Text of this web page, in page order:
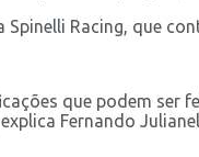
Racing, que
que podem ser
Fernando